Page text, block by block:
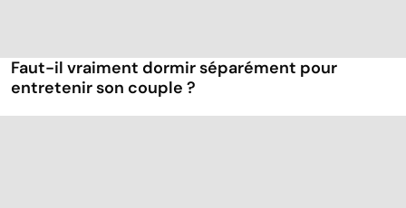
Faut-il vraiment dormir séparément pour
entretenir son couple ?